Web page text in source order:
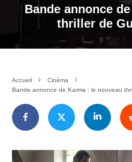
Bande annonce
thriller de
Accueil
Cinéma
Bande annonce de Karma : le nouveau